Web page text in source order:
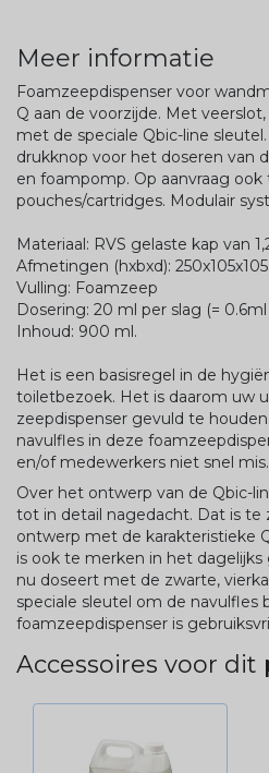
Meer informatie
Foamzeepdispenser voor
Q aan de voorzijde. Met
met de speciale Qbic-line
drukknop voor het doseren van
en foampomp. Op aanvraag
pouches/cartridges. Modulair
Materiaal: RVS gelaste kap van
Afmetingen (hxbxd):
Vulling: Foamzeep
Dosering: 20 ml per slag (= 0.6ml
Inhoud: 900 ml.
Het is een basisregel in de
toiletbezoek. Het is daarom uw
zeepdispenser gevuld te
navulfles in deze
en/of medewerkers niet snel mis.
Over het ontwerp van de Qbic-
tot in detail nagedacht. Dat is te
ontwerp met de karakteristieke
is ook te merken in het dagelijks
nu doseert met de zwarte,
speciale sleutel om de navulfles
foamzeepdispenser is
Accessoires voor dit